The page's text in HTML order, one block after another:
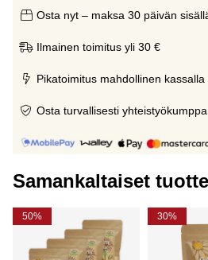
Osta nyt – maksa 30 päivän
Ilmainen toimitus yli 30 €
Pikatoimitus mahdollinen kassalla
Osta turvallisesti
Samankaltaiset
50% 30%